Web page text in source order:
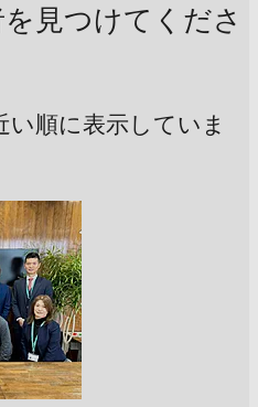
見つけてくださ
い順に表示していま